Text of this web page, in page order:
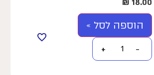
18.00
₪
הוספה לסל »
−
+